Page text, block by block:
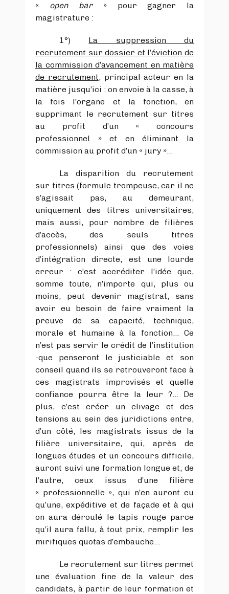
« open bar» pour gagner la
magistrature :
1°) La suppression du
recrutement sur dossier et l’éviction de
la commission d’avancement en matière
de recrutement, principal acteur en la
matière jusqu’ici : on envoie à la casse, à
la fois l’organe et la fonction, en
supprimant le recrutement sur titres
au profit d’un « concours
professionnel » et en éliminant la
commission au profit d’un « jury »…
La disparition du recrutement
sur titres (formule trompeuse, car il ne
s’agissait pas, au demeurant,
uniquement des titres universitaires,
mais aussi, pour nombre de filières
d’accès, des seuls titres
professionnels) ainsi que des voies
d’intégration directe, est une lourde
erreur : c’est accréditer l’idée que,
somme toute, n’importe qui, plus ou
moins, peut devenir magistrat, sans
avoir eu besoin de faire vraiment la
preuve de sa capacité, technique,
morale et humaine à la fonction… Ce
n’est pas servir le crédit de l’institution
-que penseront le justiciable et son
conseil quand ils se retrouveront face à
ces magistrats improvisés et quelle
confiance pourra être la leur ?... De
plus, c’est créer un clivage et des
tensions au sein des juridictions entre,
d’un côté, les magistrats issus de la
filière universitaire, qui, après de
longues études et un concours difficile,
auront suivi une formation longue et, de
l’autre, ceux issus d’une filière
« professionnelle », qui n’en auront eu
qu’une, expéditive et de façade et à qui
on aura déroulé le tapis rouge parce
qu’il aura fallu, à tout prix, remplir les
mirifiques quotas d’embauche…
Le recrutement sur titres permet
une évaluation fine de la valeur des
candidats, à partir de leur formation et